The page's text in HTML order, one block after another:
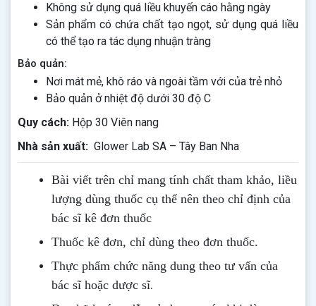
Không sử dụng quá liều khuyến cáo hằng ngày
Sản phẩm có chứa chất tạo ngọt, sử dụng quá liều
có thể tạo ra tác dụng nhuận tràng
Bảo quản:
Nơi mát mẻ, khô ráo và ngoài tầm với của trẻ nhỏ
Bảo quản ở nhiệt độ dưới 30 độ C
Quy cách: Hộp 30 Viên nang
Nhà sản xuất: Glower Lab SA – Tây Ban Nha
Bài viết trên chỉ mang tính chất tham khảo, liều
lượng dùng thuốc cụ thể nên theo chỉ định của
bác sĩ kê đơn thuốc
Thuốc kê đơn, chỉ dùng theo đơn thuốc.
Thực phẩm chức năng dung theo tư vấn của
bác sĩ hoặc dược sĩ.